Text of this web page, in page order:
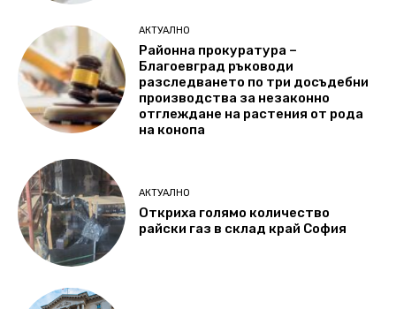
АКТУАЛНО
Районна прокуратура –
Благоевград ръководи
разследването по три досъдебни
производства за незаконно
отглеждане на растения от рода
на конопа
АКТУАЛНО
Откриха голямо количество
райски газ в склад край София